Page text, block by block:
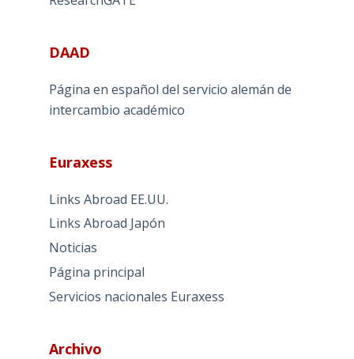
DAAD
Página en español del servicio alemán de
intercambio académico
Euraxess
Links Abroad EE.UU.
Links Abroad Japón
Noticias
Página principal
Servicios nacionales Euraxess
Archivo